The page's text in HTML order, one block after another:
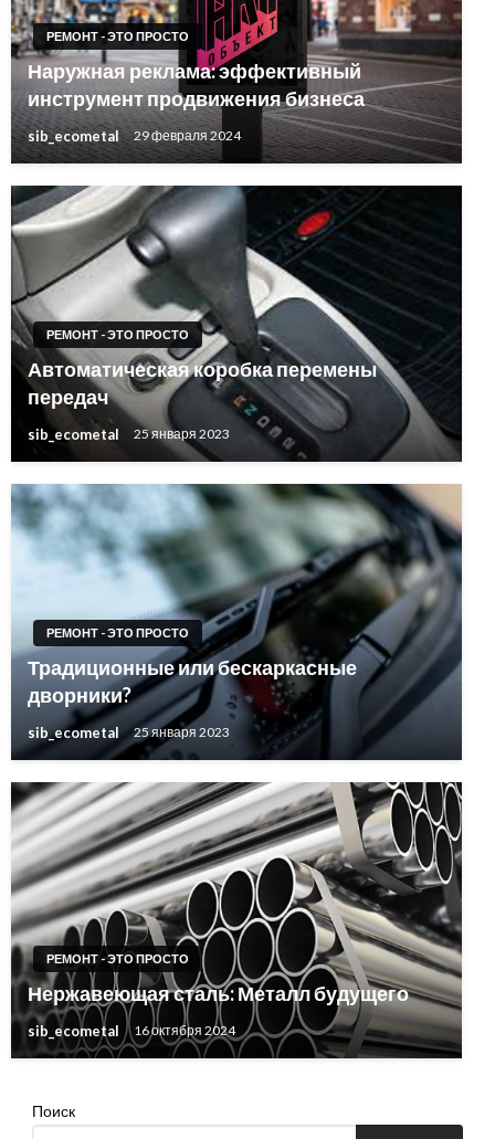
РЕМОНТ - ЭТО ПРОСТО
Наружная реклама: эффективный
инструмент продвижения бизнеса
sib_ecometal 29 февраля 2024
РЕМОНТ - ЭТО ПРОСТО
Автоматическая коробка перемены
передач
sib_ecometal 25 января 2023
РЕМОНТ - ЭТО ПРОСТО
Традиционные или бескаркасные
дворники?
sib_ecometal 25 января 2023
РЕМОНТ - ЭТО ПРОСТО
Нержавеющая сталь: Металл будущего
sib_ecometal 16 октября 2024
Поиск